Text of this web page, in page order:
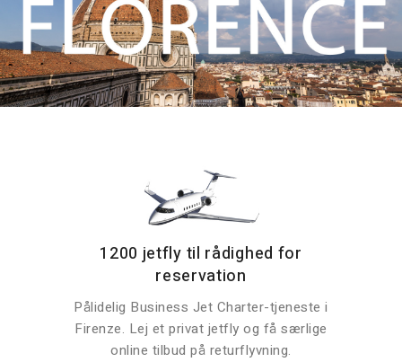
1200 jetfly til rådighed for
reservation
Pålidelig Business Jet Charter-tjeneste i
Firenze. Lej et privat jetfly og få særlige
online tilbud på returflyvning.